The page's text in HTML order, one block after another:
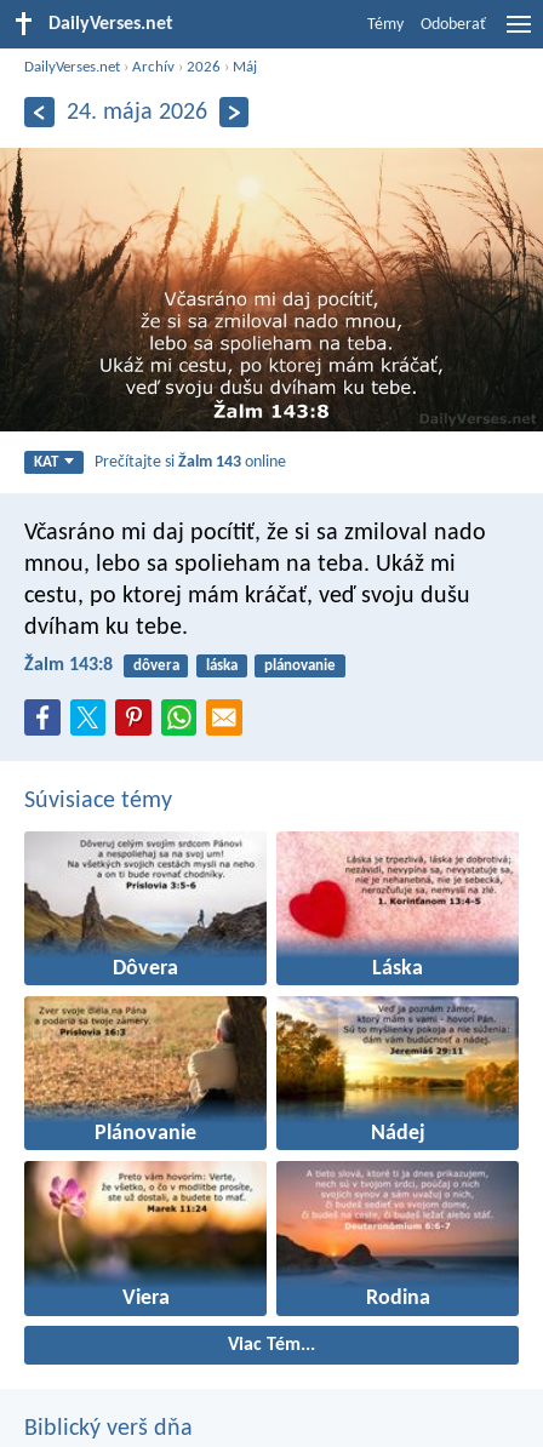
DailyVerses.net Témy Odoberať
DailyVerses.net ›Archív ›2026 › Máj
24. mája 2026
KAT Prečítajte siŽalm 143 online
Včasráno mi daj pocítiť, že si sa zmiloval nado
mnou, lebo sa spolieham na teba. Ukáž mi
cestu, po ktorej mám kráčať, veď svoju dušu
dvíham ku tebe.
Žalm 143:8 dôvera láska plánovanie
Súvisiace témy
Dôvera Láska
Plánovanie Nádej
Viera Rodina
Viac Tém...
Biblický verš dňa